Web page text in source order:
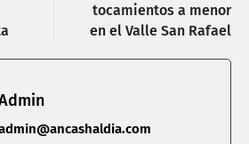
tocamientos a menor
en el Valle San Rafael